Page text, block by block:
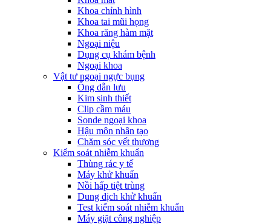
Khoa chỉnh hình
Khoa tai mũi họng
Khoa răng hàm mặt
Ngoại niệu
Dụng cụ khám bệnh
Ngoại khoa
Vật tư ngoại ngực bụng
Ống dẫn lưu
Kim sinh thiết
Clip cầm máu
Sonde ngoại khoa
Hậu môn nhân tạo
Chăm sóc vết thương
Kiểm soát nhiễm khuẩn
Thùng rác y tế
Máy khử khuẩn
Nồi hấp tiệt trùng
Dung dịch khử khuẩn
Test kiểm soát nhiễm khuẩn
Máy giặt công nghiệp